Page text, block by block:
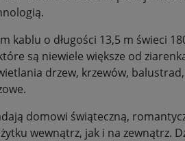
kablu o długości 13,5 m świeci
są niewiele większe od
drzew, krzewów,
domowi świąteczną,
wewnątrz, jak i na zewnątrz.